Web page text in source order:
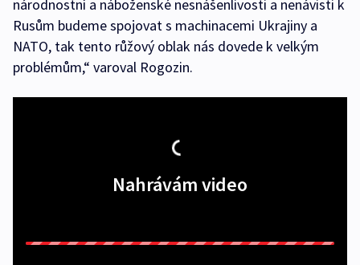
národnostní a náboženské nesnášenlivosti a nenávisti k
Rusům budeme spojovat s machinacemi Ukrajiny a
NATO, tak tento růžový oblak nás dovede k velkým
problémům,“ varoval Rogozin.
Nahrávám video